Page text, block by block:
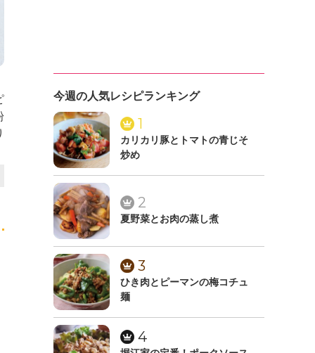
今週の人気レシピランキング
1
カリカリ豚とトマトの青じそ
炒め
2
夏野菜とお肉の蒸し煮
3
ひき肉とピーマンの梅コチュ
麺
4